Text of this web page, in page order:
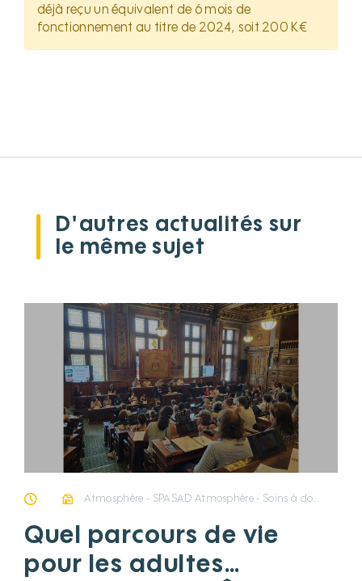
déjà reçu un équivalent de 6 mois de
fonctionnement au titre de 2024, soit 200 K€
D'autres actualités sur
le même sujet
06/10/2023Atmosphère - SPASAD Atmosphère - Soins à domicile La Note Bleue - Centre d'Accueil de jour médicalisé La Note Bleue - Service Accompagnement Médico-Social Adulte Handicapé
Quel parcours de vie
pour les adultes